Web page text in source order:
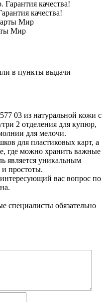
качества!
Мир
в пункты выдачи
03 из натуральной кожи с
2 отделения для купюр,
для мелочи.
для пластиковых карт, а
где можно хранить важные
является уникальным
и простоты.
вас вопрос по
обязательно